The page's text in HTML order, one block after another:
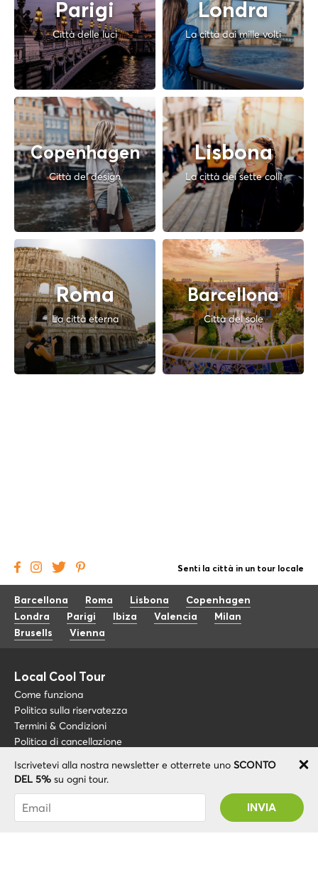
Parigi
Città delle luci
Londra
La città dai mille volti
Copenhagen
Città del design
Lisbona
La città dei sette colli
Roma
La città eterna
Barcellona
Città del sole
Iscrivetevi alla nostra newsletter e otterrete uno SCONTO
DEL 5% su ogni tour.
Sei stato abbonato con successo! Riceverai il
tuo codice promozionale dopo la convalida del
tuo account!
Senti la città in un tour locale
Barcellona Roma Lisbona
Copenhagen
Londra
Parigi Ibiza Valencia
Milan
Brusells
Vienna
Local Cool Tour
Come funziona
Politica sulla riservatezza
Termini & Condizioni
Politica di cancellazione
Blog
Riguardo a noi
FAQ
Diventa una guida
+34 675 176 220